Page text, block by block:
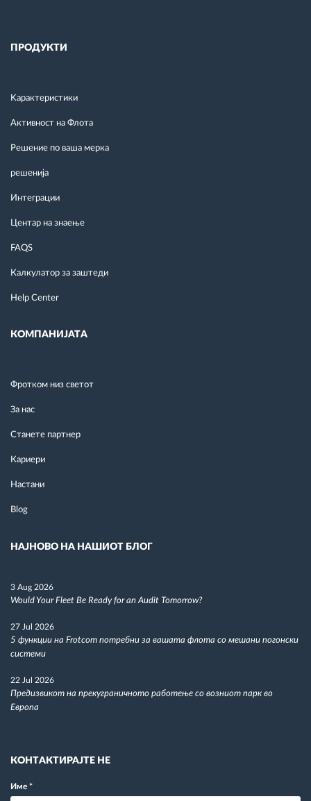
ПРОДУКТИ
Kарактеристики
Активност на Флота
Решение по ваша мерка
решенија
Интеграции
Центар на знаење
FAQS
Калкулатор за заштеди
Help Center
КОМПАНИЈАТА
Фротком низ светот
За нас
Станете партнер
Кариери
Настани
Blog
НАЈНОВО НА НАШИОТ БЛОГ
3 Aug 2026
Would Your Fleet Be Ready for an Audit Tomorrow?
27 Jul 2026
5 функции на Frotcom потребни за вашата флота со мешани погонски
системи
22 Jul 2026
Предизвикот на прекуграничното работење со возниот парк во
Европа
КОНТАКТИРАЈТЕ НЕ
Име *